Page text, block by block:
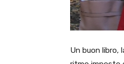
Un buon libro,